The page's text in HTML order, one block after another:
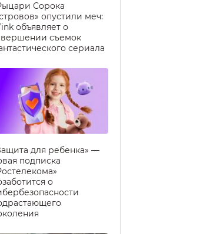
Сорока
опустили меч:
объявляет о
съемок
сериала
для ребенка» —
подписка
о